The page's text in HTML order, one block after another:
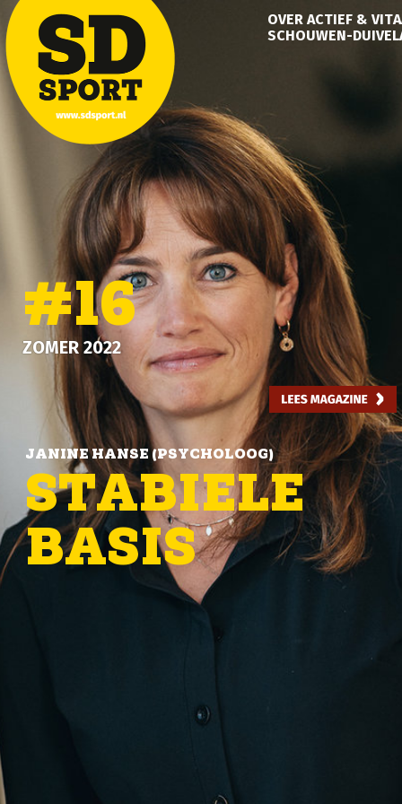
OVER ACTIEF &
SCHOUWEN-
JANINE HANSE (PSYCHOLOOG)
STABIELE
BASIS
#16
ZOMER 2022